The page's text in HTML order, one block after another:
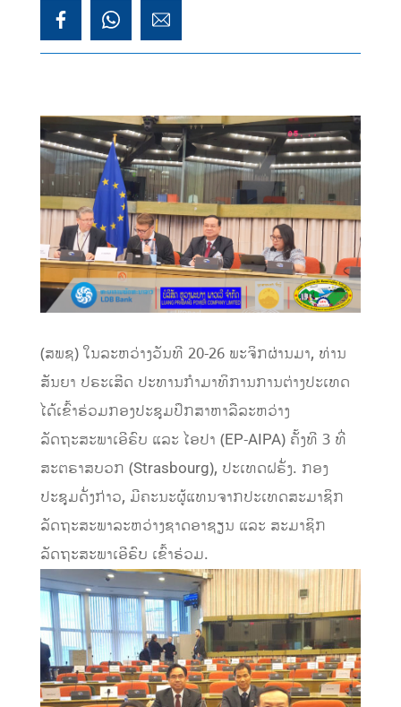
(ສພຊ) ໃນລະຫວ່າງວັນທີ 20-26 ພະຈິກຜ່ານມາ, ທ່ານ
ສັນຍາ ປຣະເສີດ ປະທານກໍາມາທິການການຕ່າງປະເທດ
ໄດ້ເຂົ້າຮ່ວມກອງປະຊຸມປຶກສາຫາລືລະຫວ່າງ
ລັດຖະສະພາເອີຣົບ ແລະ ໄອປາ (EP-AIPA) ຄັ້ງທີ 3 ທີ່
ສະຕຣາສບວກ (Strasbourg), ປະເທດຝຣັ່ງ. ກອງ
ປະຊຸມດັ່ງກ່າວ, ມີຄະນະຜູ້ແທນຈາກປະເທດສະມາຊິກ
ລັດຖະສະພາລະຫວ່າງຊາດອາຊຽນ ແລະ ສະມາຊິກ
ລັດຖະສະພາເອີຣົບ ເຂົ້າຮ່ວມ.